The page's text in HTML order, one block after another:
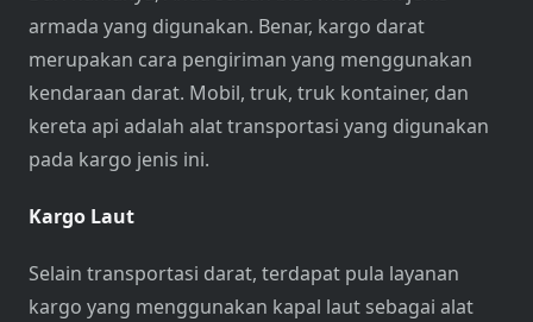
armada yang digunakan. Benar, kargo darat
merupakan cara pengiriman yang menggunakan
kendaraan darat. Mobil, truk, truk kontainer, dan
kereta api adalah alat transportasi yang digunakan
pada kargo jenis ini.
Kargo Laut
Selain transportasi darat, terdapat pula layanan
kargo yang menggunakan kapal laut sebagai alat